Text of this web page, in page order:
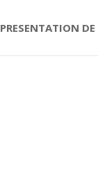
PRESENTATION